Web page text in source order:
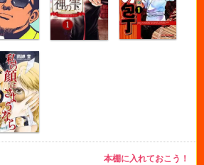
本棚に入れておこう！